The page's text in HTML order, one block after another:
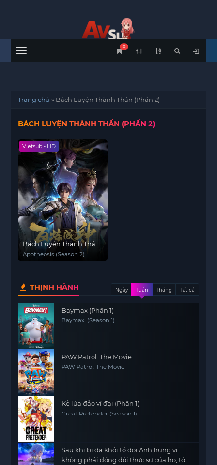
Menu
0
Trang chủ » Bách Luyện Thành Thần (Phần 2)
BÁCH LUYỆN THÀNH THẦN (PHẦN 2)
Vietsub - HD
Bách Luyện Thành Thần
(Phần 2)
Apotheosis (Season 2)
THỊNH HÀNH Ngày Tuần Tháng Tất cả
Baymax (Phần 1)
Baymax! (Season 1)
PAW Patrol: The Movie
PAW Patrol: The Movie
Kẻ lừa đảo vĩ đại (Phần 1)
Great Pretender (Season 1)
Sau khi bị đá khỏi tổ đội Anh hùng vì
không phải đồng đội thực sự của họ, tôi